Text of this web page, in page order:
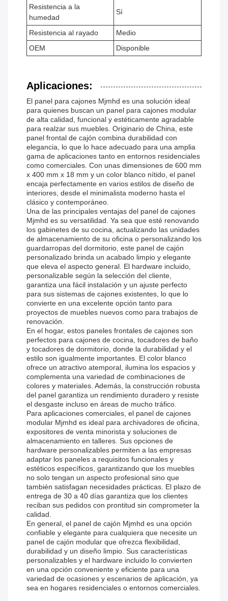
Resistencia a la
humedad
Sí
Resistencia al rayado
Medio
OEM
Disponible
Aplicaciones:
El panel para cajones Mjmhd es una solución ideal
para quienes buscan un panel para cajones modular
de alta calidad, funcional y estéticamente agradable
para realzar sus muebles. Originario de China, este
panel frontal de cajón combina durabilidad con
elegancia, lo que lo hace adecuado para una amplia
gama de aplicaciones tanto en entornos residenciales
como comerciales. Con unas dimensiones de 600 mm
x 400 mm x 18 mm y un color blanco nítido, el panel
encaja perfectamente en varios estilos de diseño de
interiores, desde el minimalista moderno hasta el
clásico y contemporáneo.
Una de las principales ventajas del panel de cajones
Mjmhd es su versatilidad. Ya sea que esté renovando
los gabinetes de su cocina, actualizando las unidades
de almacenamiento de su oficina o personalizando los
guardarropas del dormitorio, este panel de cajón
personalizado brinda un acabado limpio y elegante
que eleva el aspecto general. El hardware incluido,
personalizable según la selección del cliente,
garantiza una fácil instalación y un ajuste perfecto
para sus sistemas de cajones existentes, lo que lo
convierte en una excelente opción tanto para
proyectos de muebles nuevos como para trabajos de
renovación.
En el hogar, estos paneles frontales de cajones son
perfectos para cajones de cocina, tocadores de baño
y tocadores de dormitorio, donde la durabilidad y el
estilo son igualmente importantes. El color blanco
ofrece un atractivo atemporal, ilumina los espacios y
complementa una variedad de combinaciones de
colores y materiales. Además, la construcción robusta
del panel garantiza un rendimiento duradero y resiste
el desgaste incluso en áreas de mucho tráfico.
Para aplicaciones comerciales, el panel de cajones
modular Mjmhd es ideal para archivadores de oficina,
expositores de venta minorista y soluciones de
almacenamiento en talleres. Sus opciones de
hardware personalizables permiten a las empresas
adaptar los paneles a requisitos funcionales y
estéticos específicos, garantizando que los muebles
no solo tengan un aspecto profesional sino que
también satisfagan necesidades prácticas. El plazo de
entrega de 30 a 40 días garantiza que los clientes
reciban sus pedidos con prontitud sin comprometer la
calidad.
En general, el panel de cajón Mjmhd es una opción
confiable y elegante para cualquiera que necesite un
panel de cajón modular que ofrezca flexibilidad,
durabilidad y un diseño limpio. Sus características
personalizables y el hardware incluido lo convierten
en una opción conveniente y eficiente para una
variedad de ocasiones y escenarios de aplicación, ya
sea en hogares residenciales o entornos comerciales.